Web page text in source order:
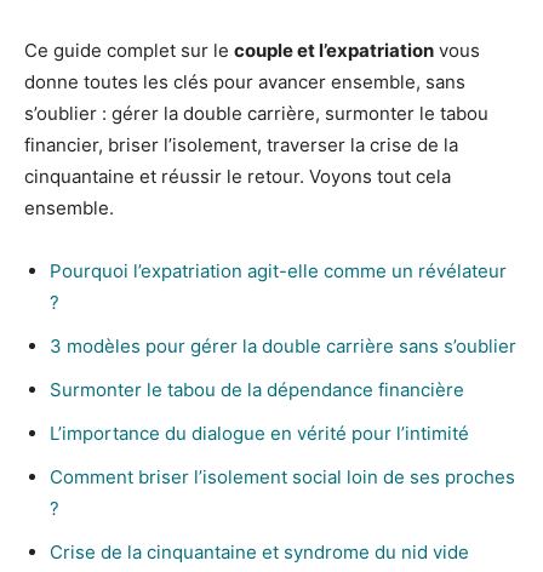
Ce guide complet sur le couple et l’expatriation vous
donne toutes les clés pour avancer ensemble, sans
s’oublier : gérer la double carrière, surmonter le tabou
financier, briser l’isolement, traverser la crise de la
cinquantaine et réussir le retour. Voyons tout cela
ensemble.
Pourquoi l’expatriation agit-elle comme un révélateur
?
3 modèles pour gérer la double carrière sans s’oublier
Surmonter le tabou de la dépendance financière
L’importance du dialogue en vérité pour l’intimité
Comment briser l’isolement social loin de ses proches
?
Crise de la cinquantaine et syndrome du nid vide